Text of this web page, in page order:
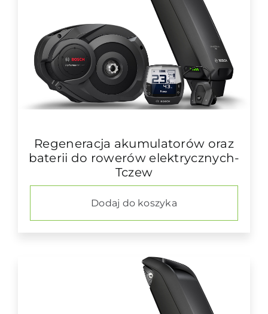
Regeneracja akumulatorów oraz
baterii do rowerów elektrycznych-
Tczew
Dodaj do koszyka